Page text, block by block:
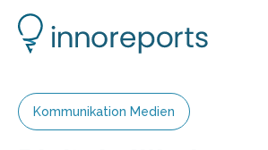
Kommunikation Medien